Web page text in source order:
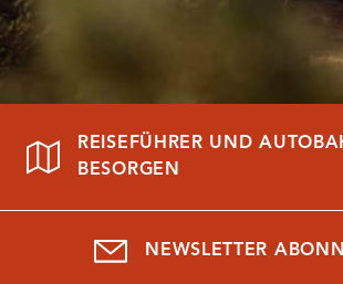
REISEFÜHRER UND
BESORGEN
NEWSLETTER